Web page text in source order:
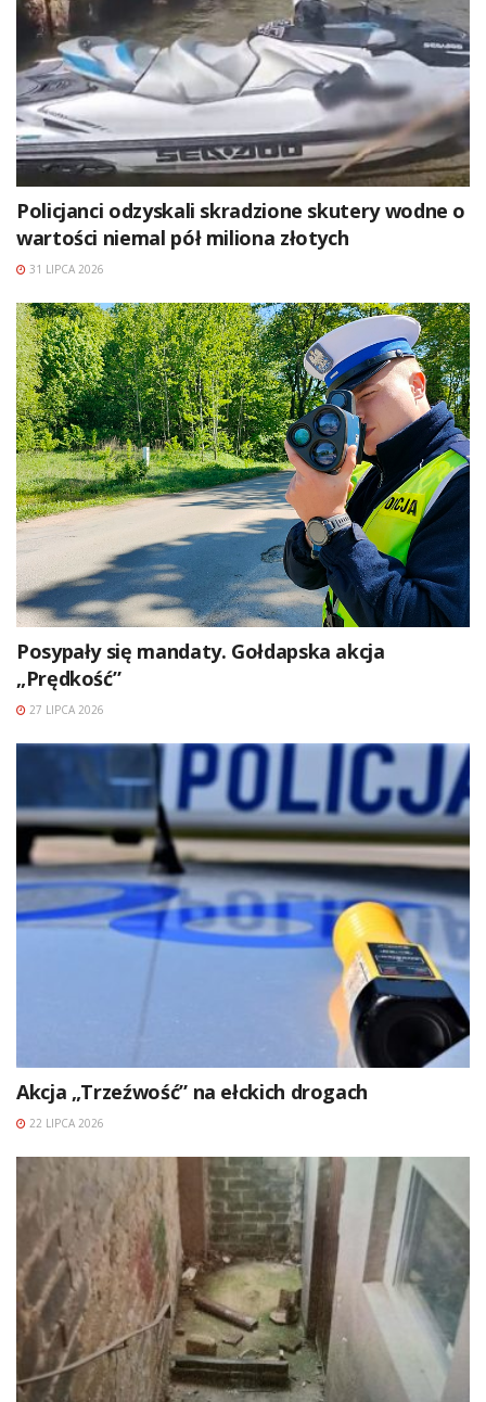
Policjanci odzyskali skradzione skutery wodne o
wartości niemal pół miliona złotych
31 LIPCA 2026
Posypały się mandaty. Gołdapska akcja
„Prędkość”
27 LIPCA 2026
Akcja „Trzeźwość” na ełckich drogach
22 LIPCA 2026